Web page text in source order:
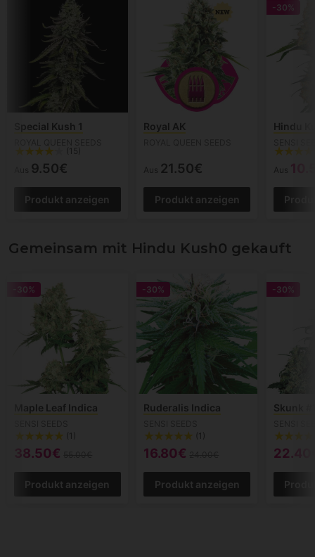
Special Kush 1
(15)
9.50€
Produkt anzeigen
Royal AK
Aus 21.50€
Produkt anzeigen
-30%
Hindu
Aus
Gemeinsam mit Hindu Kush0 gekauft
-30%
Maple Leaf Indica
(1)
38.50€
Produkt anzeigen
-30%
Ruderalis Indica
(1)
16.80€
Produkt anzeigen
-30%
Skunk